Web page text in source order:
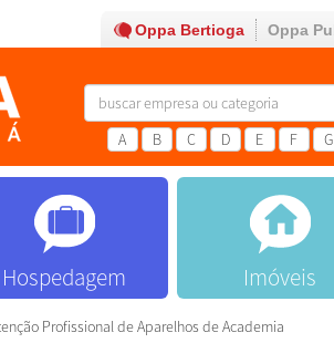
Oppa Bertioga Oppa
A B C D E F G
Hospedagem Imóveis
Profissional de Aparelhos de Academia